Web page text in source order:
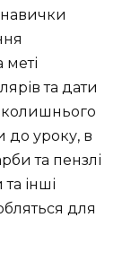
та дати
до уроку, в
та пензлі
інші
для